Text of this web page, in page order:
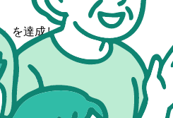
」を達成しました！
に👍をつけよう
」を達成しま